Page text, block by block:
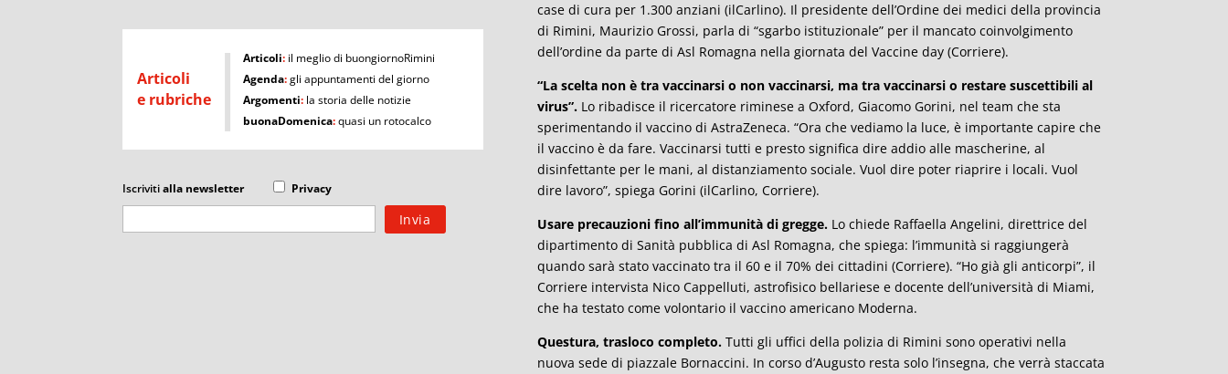
Articoli
e rubriche
I Articoli: il meglio di buongiornoRimini
Agenda:gli appuntamenti del giorno
Argomenti: la storia delle notizie
buonaDomenica:quasi un rotocalco
Iscrivitialla newsletter Privacy
case di cura per 1.300 anziani (ilCarlino). Il presidente dell’Ordine dei medici della provincia
di Rimini, Maurizio Grossi, parla di “sgarbo istituzionale” per il mancato coinvolgimento
dell’ordine da parte di Asl Romagna nella giornata del Vaccine day (Corriere).
“La scelta non è tra vaccinarsi o non vaccinarsi, ma tra vaccinarsi o restare suscettibili al
virus”. Lo ribadisce il ricercatore riminese a Oxford, Giacomo Gorini, nel team che sta
sperimentando il vaccino di AstraZeneca. “Ora che vediamo la luce, è importante capire che
il vaccino è da fare. Vaccinarsi tutti e presto significa dire addio alle mascherine, al
disinfettante per le mani, al distanziamento sociale. Vuol dire poter riaprire i locali. Vuol
dire lavoro”, spiega Gorini (ilCarlino, Corriere).
Usare precauzioni fino all’immunità di gregge. Lo chiede Raffaella Angelini, direttrice del
dipartimento di Sanità pubblica di Asl Romagna, che spiega: l’immunità si raggiungerà
quando sarà stato vaccinato tra il 60 e il 70% dei cittadini (Corriere). “Ho già gli anticorpi”, il
Corriere intervista Nico Cappelluti, astrofisico bellariese e docente dell’università di Miami,
che ha testato come volontario il vaccino americano Moderna.
Questura, trasloco completo. Tutti gli uffici della polizia di Rimini sono operativi nella
nuova sede di piazzale Bornaccini. In corso d’Augusto resta solo l’insegna, che verrà staccata